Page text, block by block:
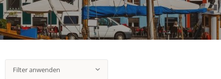
Filter anwenden